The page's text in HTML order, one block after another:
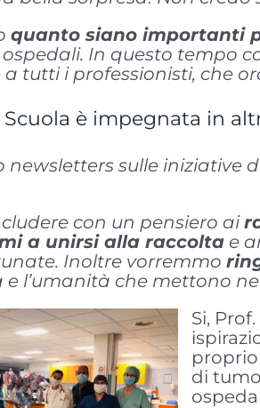
quanto siano importanti
In questo tempo
tutti i professionisti, che
Scuola è impegnata in
newsletters sulle iniziative
con un pensiero ai
a unirsi alla raccolta e
Inoltre vorremmo
e l’umanità che mettono
Si,
di